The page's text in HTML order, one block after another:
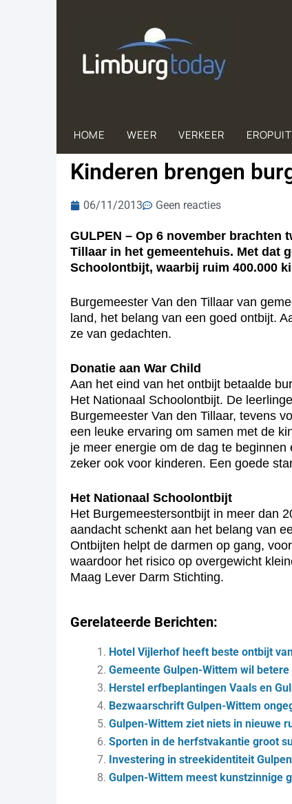
HOME WEER VERKEER
Kinderen brengen
06/11/2013 Geen reacties
GULPEN – Op 6 november
Tillaar in het gemeentehuis. Met dat
Schoolontbijt, waarbij ruim 400.000
Burgemeester Van den Tillaar van
land, het belang van een goed ontbijt.
ze van gedachten.
Donatie aan War Child
Aan het eind van het ontbijt betaalde
Het Nationaal Schoolontbijt. De
Burgemeester Van den Tillaar, tevens
een leuke ervaring om samen met de
je meer energie om de dag te
zeker ook voor kinderen. Een goede
Het Nationaal Schoolontbijt
Het Burgemeestersontbijt in meer dan
aandacht schenkt aan het belang van
Ontbijten helpt de darmen op gang,
waardoor het risico op overgewicht
Maag Lever Darm Stichting.
Gerelateerde Berichten:
Hotel Vijlerhof heeft beste ontbijt
Gemeente Gulpen-Wittem wil
Herstel erfbeplantingen Vaals en
Bezwaarschrift Gulpen-Wittem
Gulpen-Wittem ziet niets in nieuwe
Sporten in de herfstvakantie groot
Investering in streekidentiteit
Gulpen-Wittem meest kunstzinnige